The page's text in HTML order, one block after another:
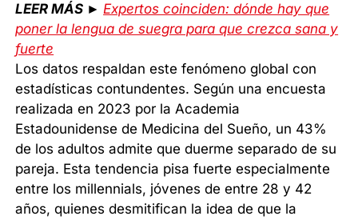
LEER MÁS ►Expertos coinciden: dónde hay que
poner la lengua de suegra para que crezca sana y
fuerte
Los datos respaldan este fenómeno global con
estadísticas contundentes. Según una encuesta
realizada en 2023 por la Academia
Estadounidense de Medicina del Sueño, un 43%
de los adultos admite que duerme separado de su
pareja. Esta tendencia pisa fuerte especialmente
entre los millennials, jóvenes de entre 28 y 42
años, quienes desmitifican la idea de que la